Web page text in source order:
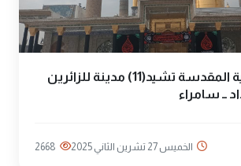
العتبة الكاظمية المقدسة تشيد(11) مدينة للزائرين
ــ سامراء
الخميس 27 تشرين الثاني 2025 2668